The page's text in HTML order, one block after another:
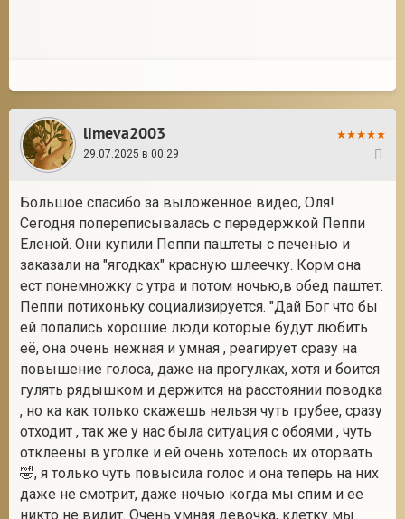
limeva2003
29.07.2025 в 00:29
Большое спасибо за выложенное видео, Оля!
Сегодня попереписывалась с передержкой Пеппи
Еленой. Они купили Пеппи паштеты с печенью и
заказали на "ягодках" красную шлеечку. Корм она
ест понемножку с утра и потом ночью,в обед паштет.
Пеппи потихоньку социализируется. "Дай Бог что бы
ей попались хорошие люди которые будут любить
её, она очень нежная и умная , реагирует сразу на
повышение голоса, даже на прогулках, хотя и боится
гулять рядышком и держится на расстоянии поводка
, но ка как только скажешь нельзя чуть грубее, сразу
отходит , так же у нас была ситуация с обоями , чуть
отклеены в уголке и ей очень хотелось их оторвать
🤣, я только чуть повысила голос и она теперь на них
даже не смотрит, даже ночью когда мы спим и ее
никто не видит. Очень умная девочка, клетку мы